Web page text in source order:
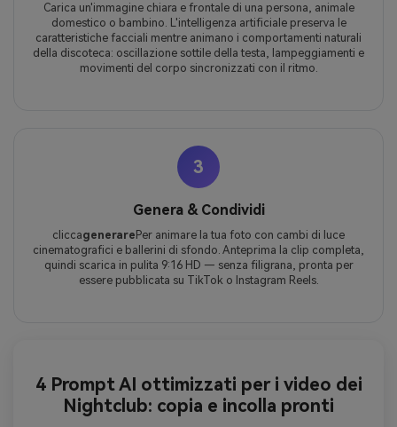
Carica un'immagine chiara e frontale di una persona, animale
domestico o bambino. L'intelligenza artificiale preserva le
caratteristiche facciali mentre animano i comportamenti naturali
della discoteca: oscillazione sottile della testa, lampeggiamenti e
movimenti del corpo sincronizzati con il ritmo.
3
Genera & Condividi
cliccagenerare Per animare la tua foto con cambi di luce
cinematografici e ballerini di sfondo. Anteprima la clip completa,
quindi scarica in pulita 9:16 HD — senza filigrana, pronta per
essere pubblicata su TikTok o Instagram Reels.
4 Prompt AI ottimizzati per i video dei
Nightclub: copia e incolla pronti